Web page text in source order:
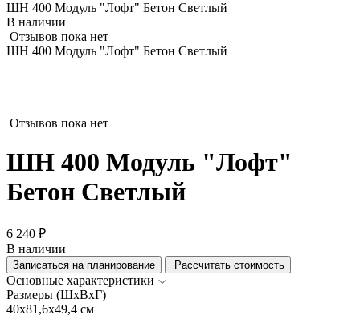
ШН 400 Модуль "Лофт" Бетон Светлый
В наличии
Отзывов пока нет
ШН 400 Модуль "Лофт" Бетон Светлый
Отзывов пока нет
ШН 400 Модуль "Лофт"
Бетон Светлый
6 240 ₽
В наличии
Записаться на планирование Рассчитать стоимость
Основные характеристики
Размеры (ШхВхГ)
40x81,6x49,4 см